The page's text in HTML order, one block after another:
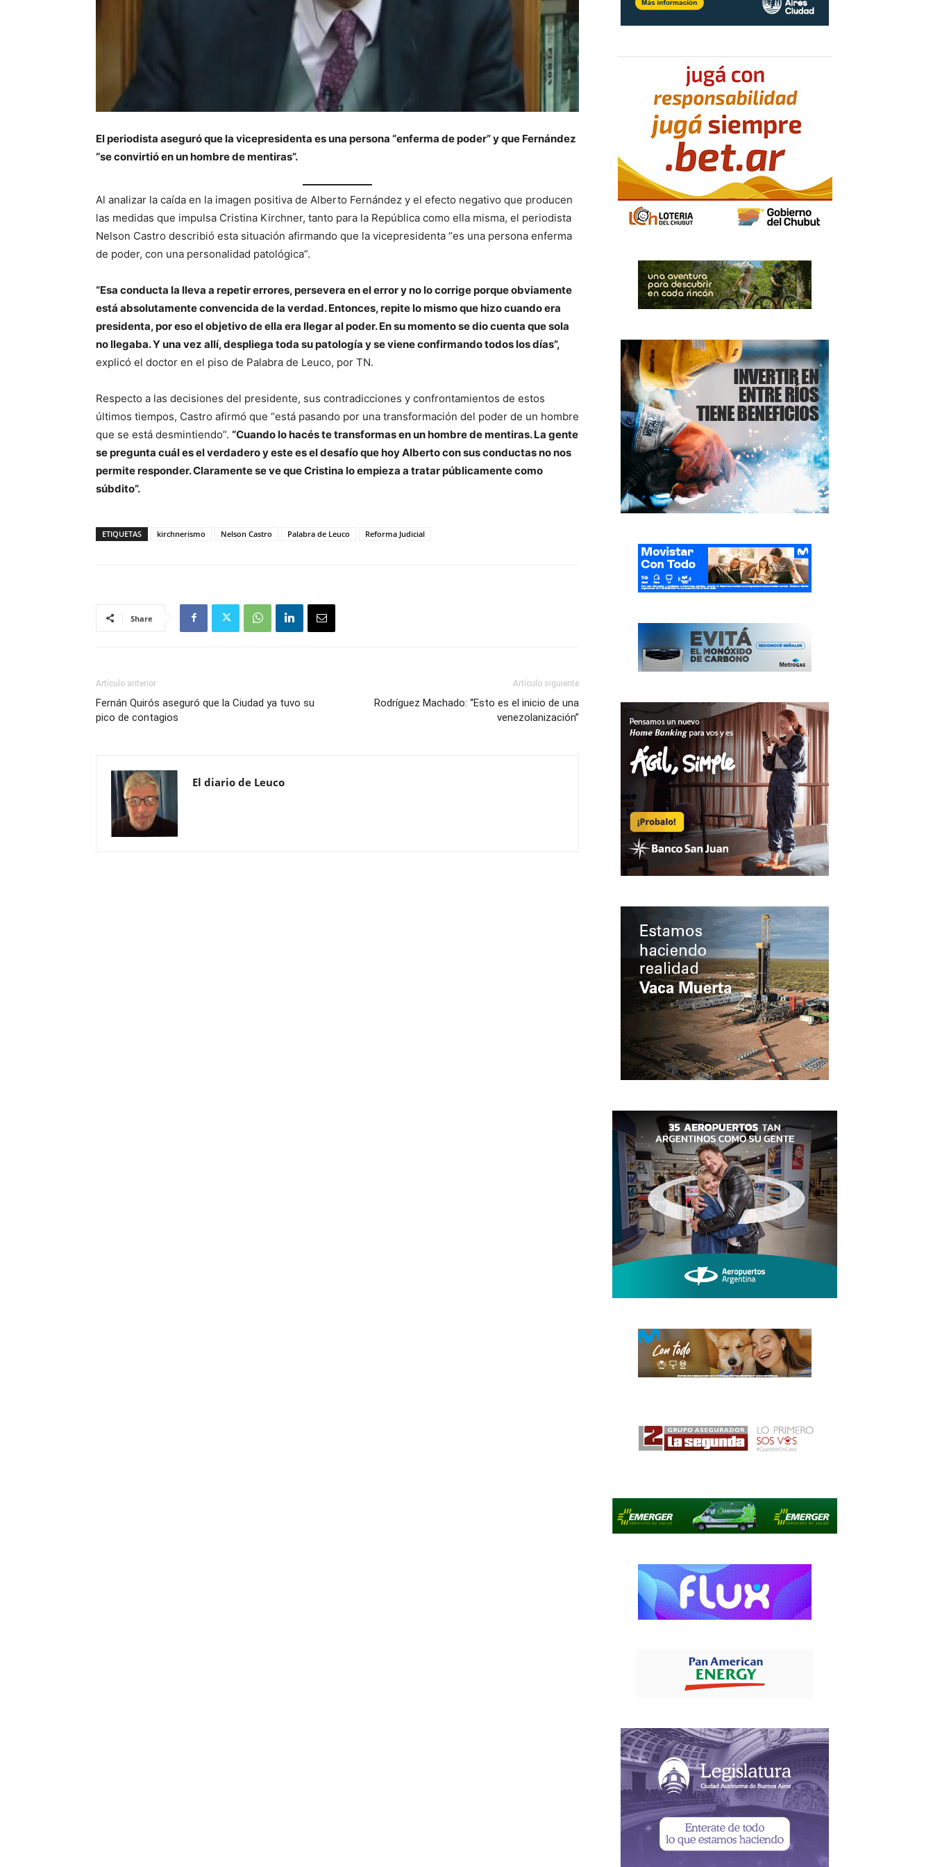
El periodista aseguró que la vicepresidenta es una persona “enferma de poder” y que Fernández
“se convirtió en un hombre de mentiras”.
Al analizar la caída en la imagen positiva de Alberto Fernández y el efecto negativo que producen
las medidas que impulsa Cristina Kirchner, tanto para la República como ella misma, el periodista
Nelson Castro describió esta situación afirmando que la vicepresidenta “es una persona enferma
de poder, con una personalidad patológica”.
“Esa conducta la lleva a repetir errores, persevera en el error y no lo corrige porque obviamente
está absolutamente convencida de la verdad. Entonces, repite lo mismo que hizo cuando era
presidenta, por eso el objetivo de ella era llegar al poder. En su momento se dio cuenta que sola
no llegaba. Y una vez allí, despliega toda su patología y se viene confirmando todos los días”,
explicó el doctor en el piso de Palabra de Leuco, por TN.
Respecto a las decisiones del presidente, sus contradicciones y confrontamientos de estos
últimos tiempos, Castro afirmó que “está pasando por una transformación del poder de un hombre
que se está desmintiendo”. “Cuando lo hacés te transformas en un hombre de mentiras. La gente
se pregunta cuál es el verdadero y este es el desafío que hoy Alberto con sus conductas no nos
permite responder. Claramente se ve que Cristina lo empieza a tratar públicamente como
súbdito”.
ETIQUETAS kirchnerismo Nelson Castro Palabra de Leuco Reforma Judicial
Share
Artículo anterior
Fernán Quirós aseguró que la Ciudad ya tuvo su
pico de contagios
Artículo siguiente
Rodríguez Machado: “Esto es el inicio de una
venezolanización”
El diario de Leuco